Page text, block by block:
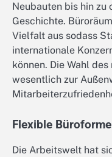
Neubauten bis hin
Geschichte.
Vielfalt aus sodass
internationale
können. Die Wahl
wesentlich zur
Flexible
Die Arbeitswelt hat